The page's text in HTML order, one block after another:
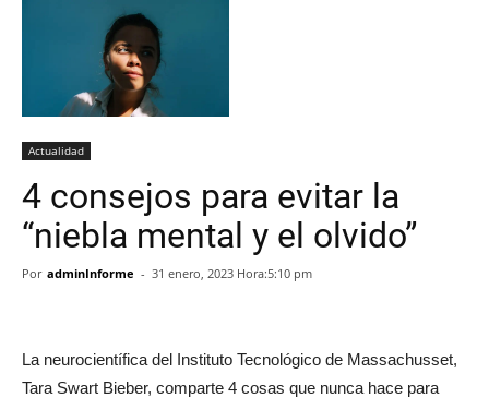
Actualidad
4 consejos para evitar la
“niebla mental y el olvido”
Por adminInforme - 31 enero, 2023 Hora:5:10 pm
La neurocientífica del Instituto Tecnológico de Massachusset,
Tara Swart Bieber, comparte 4 cosas que nunca hace para